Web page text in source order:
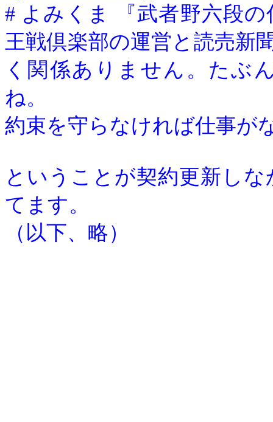
# よみくま
『武者野六段
王戦倶楽部の運営と読売新
く関係ありません。たぶ
ね。
約束を守らなければ仕事が
ということが契約更新し
てます。
（以下、略）